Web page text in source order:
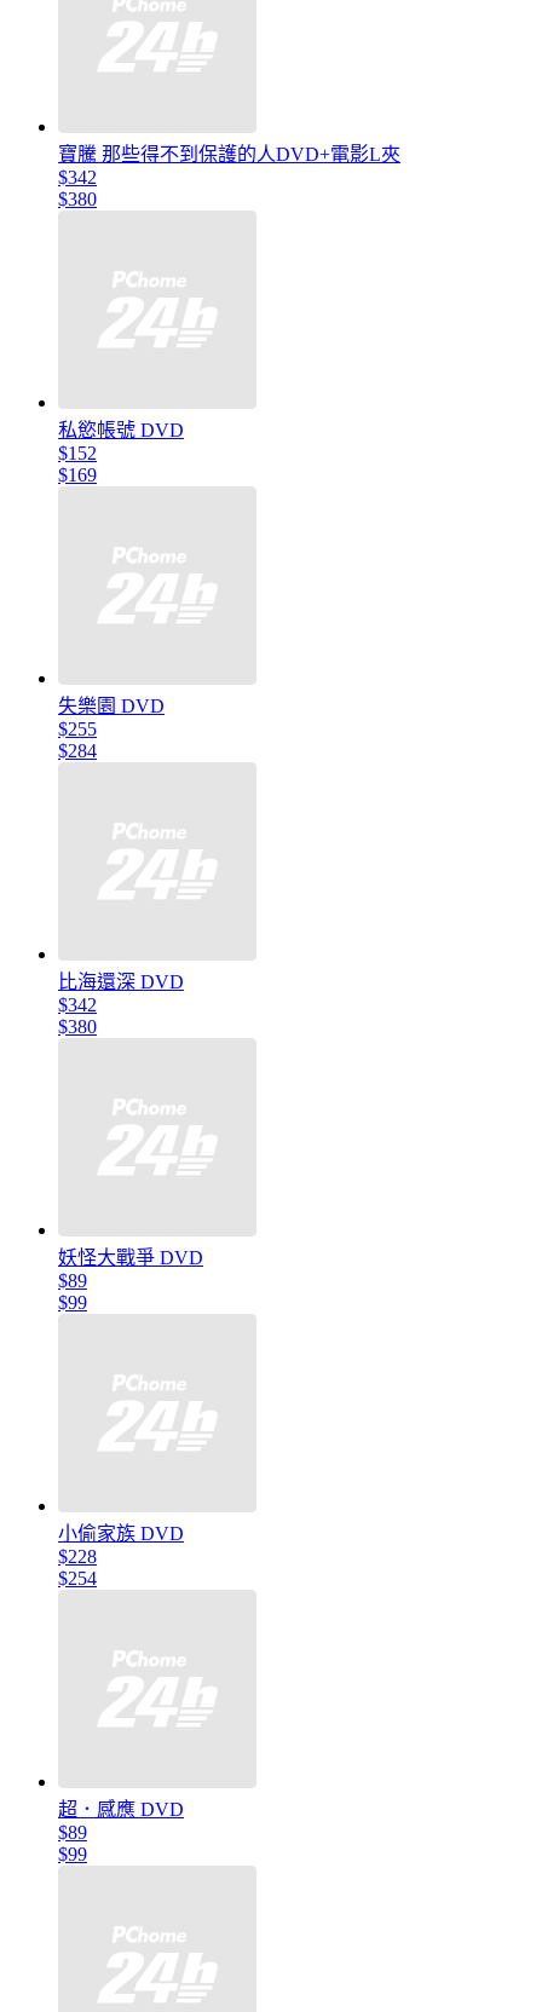
寶騰 那些得不到保護的人DVD+電影L夾
$342
$380
私慾帳號 DVD
$152
$169
失樂園 DVD
$255
$284
比海還深 DVD
$342
$380
妖怪大戰爭 DVD
$89
$99
小偷家族 DVD
$228
$254
超．感應 DVD
$89
$99